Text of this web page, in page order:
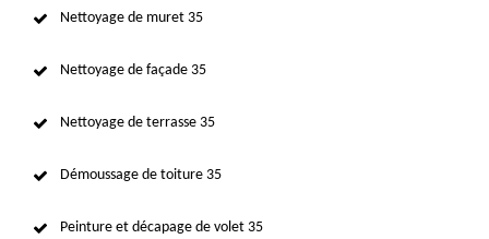
Nettoyage de muret 35
Nettoyage de façade 35
Nettoyage de terrasse 35
Démoussage de toiture 35
Peinture et décapage de volet 35